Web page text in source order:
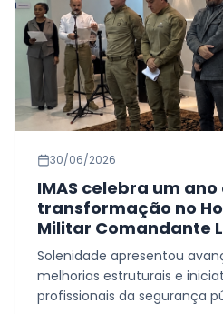
30/06/2026
IMAS celebra um ano
transformação no
Militar Comandante
Solenidade apresentou
melhorias estruturais e
profissionais da segurança